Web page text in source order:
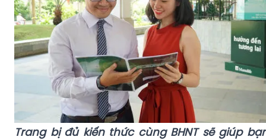
Trang bị đủ kiến thức cùng BHNT sẽ giúp